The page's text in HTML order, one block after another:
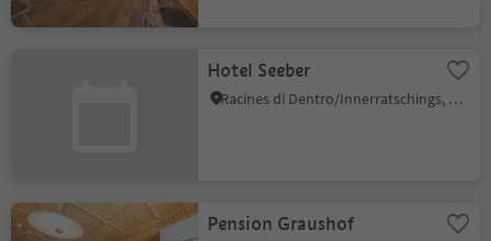
Hotel Seeber
Racines di Dentro/Innerratschings, Ratschings/Racines, Sterzing/Vipiteno and environs
Pension Graushof